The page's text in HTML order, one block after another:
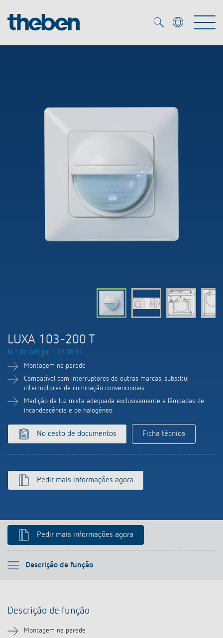
Detetores de presença e movimentos
Controlo da hora e da luz
Seminários técnicos
Sistema de casa inteligente LUXORliving
Projetores de LED
Theben AG
Informações atuais
Linha direta
Distribuicao global
Pesquisador de produtos
LUXA 103-200 T
N.º de artigo: 1030031
Montagem na parede
Compatível com interruptores de outras marcas, substitui
interruptores de iluminação convencionais
Medição da luz mista adequada exclusivamente a lâmpadas de
incandescência e de halogéneo
No cesto de documentos Ficha técnica
Pedir mais informações agora
Pedir mais informações agora
Descrição de função
Por favor selecione
Informação técnica
Descrição de função
Montagem na parede